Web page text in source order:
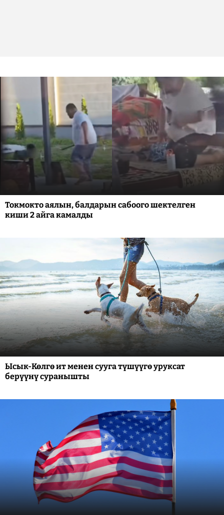
Токмокто аялын, балдарын сабоого шектелген
киши 2 айга камалды
Ысык-Көлгө ит менен сууга түшүүгө уруксат
берүүнү суранышты